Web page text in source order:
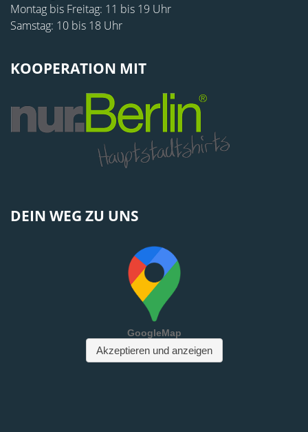
Montag bis Freitag: 11 bis 19 Uhr
Samstag: 10 bis 18 Uhr
KOOPERATION MIT
DEIN WEG ZU UNS